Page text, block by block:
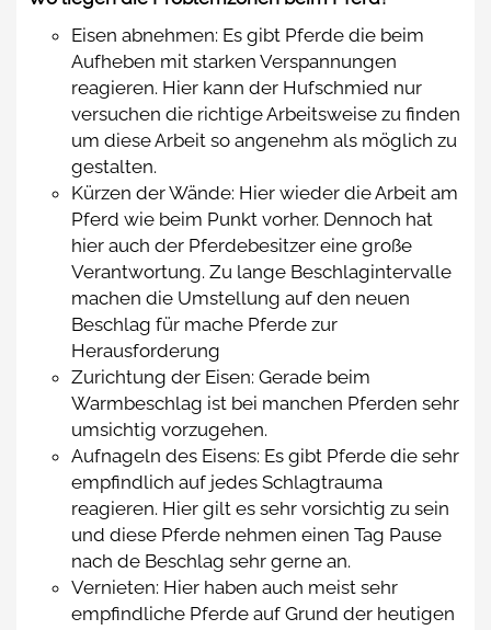
Eisen abnehmen: Es gibt Pferde die beim
Aufheben mit starken Verspannungen
reagieren. Hier kann der Hufschmied nur
versuchen die richtige Arbeitsweise zu finden
um diese Arbeit so angenehm als möglich zu
gestalten.
Kürzen der Wände: Hier wieder die Arbeit am
Pferd wie beim Punkt vorher. Dennoch hat
hier auch der Pferdebesitzer eine große
Verantwortung. Zu lange Beschlagintervalle
machen die Umstellung auf den neuen
Beschlag für mache Pferde zur
Herausforderung
Zurichtung der Eisen: Gerade beim
Warmbeschlag ist bei manchen Pferden sehr
umsichtig vorzugehen.
Aufnageln des Eisens: Es gibt Pferde die sehr
empfindlich auf jedes Schlagtrauma
reagieren. Hier gilt es sehr vorsichtig zu sein
und diese Pferde nehmen einen Tag Pause
nach de Beschlag sehr gerne an.
Vernieten: Hier haben auch meist sehr
empfindliche Pferde auf Grund der heutigen